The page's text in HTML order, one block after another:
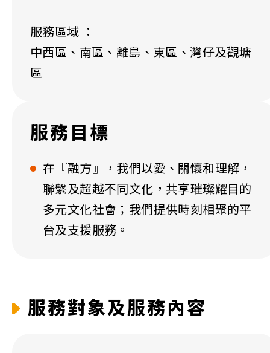
服務區域 ：
中西區、南區、離島、東區、灣仔及觀塘
區
服務目標
在『融方』，我們以愛、關懷和理解，
聯繫及超越不同文化，共享璀璨耀目的
多元文化社會；我們提供時刻相聚的平
台及支援服務。
服務對象及服務內容